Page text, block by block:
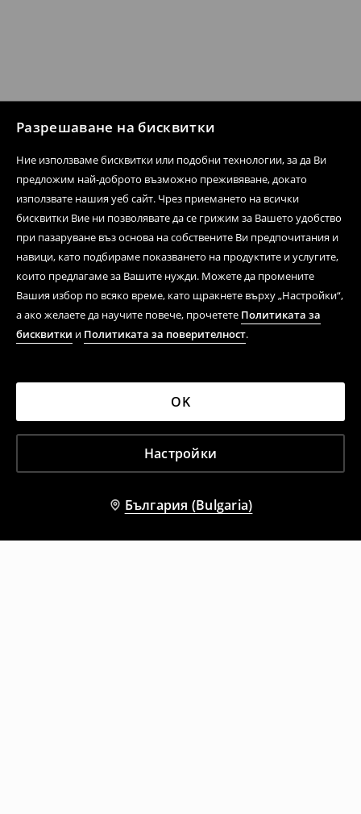
Разрешаване на бисквитки
Ние използваме бисквитки или подобни технологии, за да Ви
предложим най-доброто възможно преживяване, докато
използвате нашия уеб сайт. Чрез приемането на всички
бисквитки Вие ни позволявате да се грижим за Вашето удобство
при пазаруване въз основа на собствените Ви предпочитания и
навици, като подбираме показването на продуктите и услугите,
които предлагаме за Вашите нужди. Можете да промените
Вашия избор по всяко време, като щракнете върху „Настройки“,
а ако желаете да научите повече, прочетете Политиката за
бисквитки и Политиката за поверителност.
Настройки
OK
България (Bulgaria)